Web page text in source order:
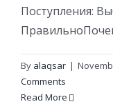
Поступления:
By alaqsar |
Comments
Read More